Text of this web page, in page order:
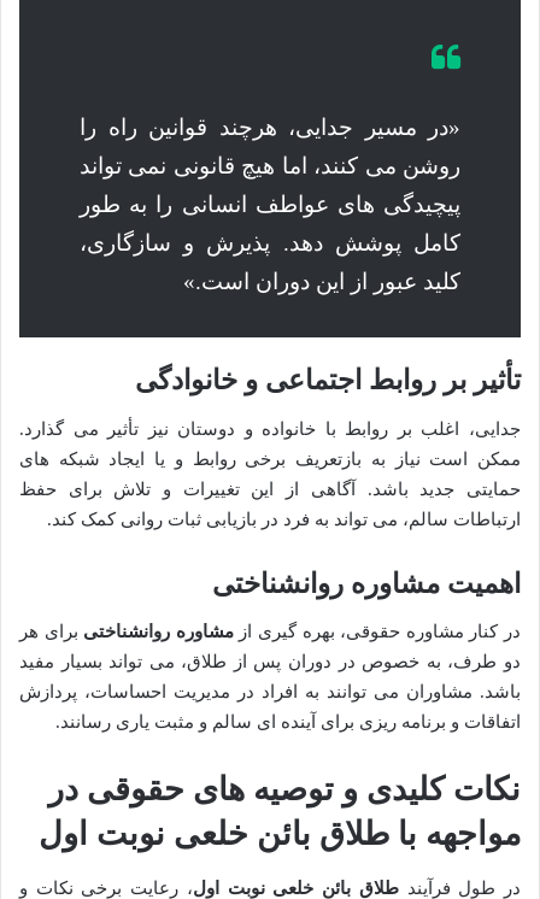
«در مسیر جدایی، هرچند قوانین راه را
روشن می کنند، اما هیچ قانونی نمی تواند
پیچیدگی های عواطف انسانی را به طور
کامل پوشش دهد. پذیرش و سازگاری،
کلید عبور از این دوران است.»
تأثیر بر روابط اجتماعی و خانوادگی
جدایی، اغلب بر روابط با خانواده و دوستان نیز تأثیر می گذارد.
ممکن است نیاز به بازتعریف برخی روابط و یا ایجاد شبکه های
حمایتی جدید باشد. آگاهی از این تغییرات و تلاش برای حفظ
ارتباطات سالم، می تواند به فرد در بازیابی ثبات روانی کمک کند.
اهمیت مشاوره روانشناختی
در کنار مشاوره حقوقی، بهره گیری ازمشاوره روانشناختی برای هر
دو طرف، به خصوص در دوران پس از طلاق، می تواند بسیار مفید
باشد. مشاوران می توانند به افراد در مدیریت احساسات، پردازش
اتفاقات و برنامه ریزی برای آینده ای سالم و مثبت یاری رسانند.
نکات کلیدی و توصیه های حقوقی در
مواجهه با طلاق بائن خلعی نوبت اول
در طول فرآیندطلاق بائن خلعی نوبت اول، رعایت برخی نکات و